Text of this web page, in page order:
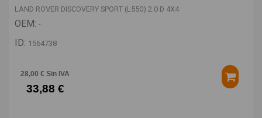
LAND ROVER DISCOVERY SPORT (L550) 2.0 D 4X4
OEM: -
ID: 1564738
28,00 € Sin IVA
33,88 €